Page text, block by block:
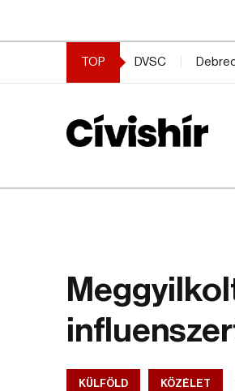
TOP DVSC
KÜLFÖLD KÖZÉLET